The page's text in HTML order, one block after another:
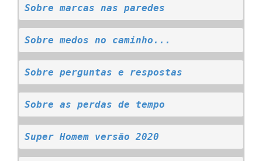
Sobre marcas nas paredes
Sobre medos no caminho...
Sobre perguntas e respostas
Sobre as perdas de tempo
Super Homem versão 2020